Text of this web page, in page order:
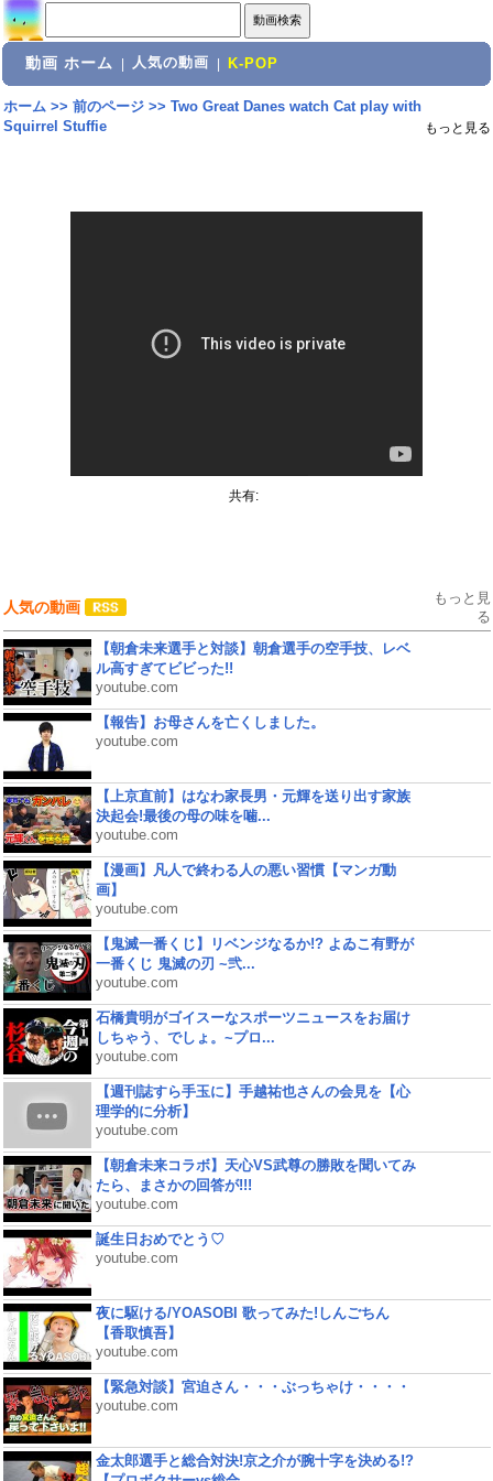
動画 ホーム 人気の動画 K-POP
ホーム>> 前のページ>> Two Great Danes watch Cat play with
Squirrel Stuffie
もっと見る
共有:
人気の動画
もっと見
る
【朝倉未来選手と対談】朝倉選手の空手技、レベ
ル高すぎてビビった!!
youtube.com
【報告】お母さんを亡くしました。
youtube.com
【上京直前】はなわ家長男・元輝を送り出す家族
決起会!最後の母の味を噛...
youtube.com
【漫画】凡人で終わる人の悪い習慣【マンガ動
画】
youtube.com
【鬼滅一番くじ】リベンジなるか!? よゐこ有野が
一番くじ 鬼滅の刃 ~弐...
youtube.com
石橋貴明がゴイスーなスポーツニュースをお届け
しちゃう、でしょ。~プロ...
youtube.com
【週刊誌すら手玉に】手越祐也さんの会見を【心
理学的に分析】
youtube.com
【朝倉未来コラボ】天心VS武尊の勝敗を聞いてみ
たら、まさかの回答が!!!
youtube.com
誕生日おめでとう♡
youtube.com
夜に駆ける/YOASOBI 歌ってみた!しんごちん
【香取慎吾】
youtube.com
【緊急対談】宮迫さん・・・ぶっちゃけ・・・・
youtube.com
金太郎選手と総合対決!京之介が腕十字を決める!?